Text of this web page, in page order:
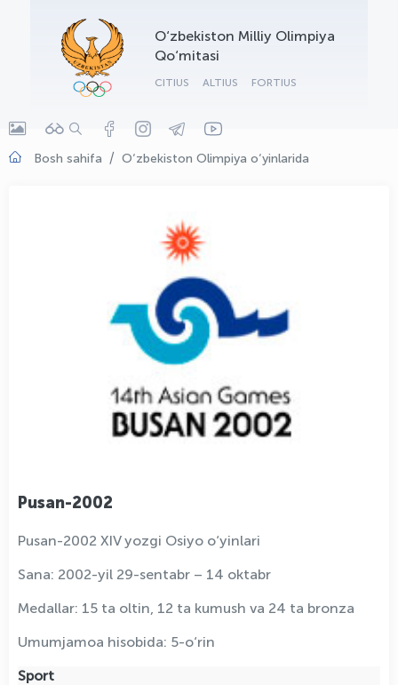
O‘zbekiston Milliy Olimpiya
Qo‘mitasi
CITIUS ALTIUS FORTIUS
Bosh sahifa O‘zbekiston Olimpiya o‘yinlarida
Pusan-2002
Pusan-2002 XIV yozgi Osiyo o‘yinlari
Sana: 2002-yil 29-sentabr – 14 oktabr
Medallar: 15 ta oltin, 12 ta kumush va 24 ta bronza
Umumjamoa hisobida: 5-o‘rin
Sport
OLYMPCHIK AI - yordamchi
Onlayn · olympic.uz